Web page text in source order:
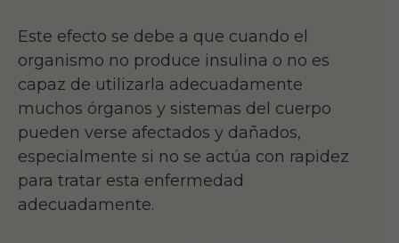
Este efecto se debe a que cuando el
organismo no produce insulina o no es
capaz de utilizarla adecuadamente
muchos órganos y sistemas del cuerpo
pueden verse afectados y dañados,
especialmente si no se actúa con rapidez
para tratar esta enfermedad
adecuadamente.